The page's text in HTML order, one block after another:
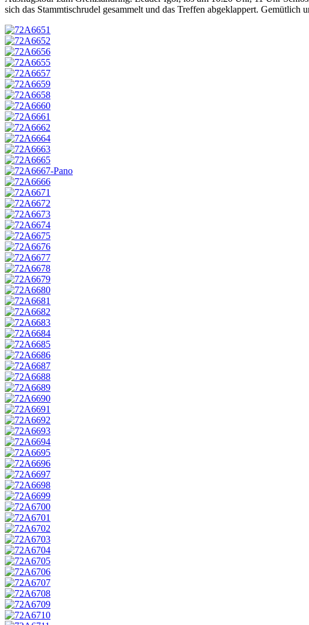
sich das Stammtischrudel gesammelt und das Treffen abgeklappert. Gemütlich